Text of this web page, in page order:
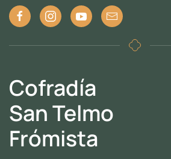
Cofradía
San Telmo
Frómista